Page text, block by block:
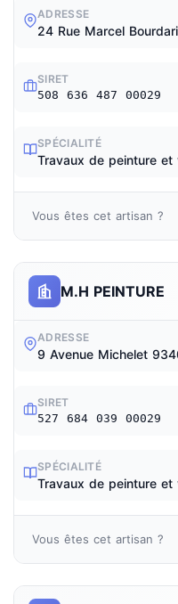
ADRESSE
24 Rue Marcel
SIRET
508 636 487 00029
SPÉCIALITÉ
Travaux de peinture et
Vous êtes cet artisan ?
M.H PEINTURE
ADRESSE
9 Avenue Michelet
SIRET
527 684 039 00029
SPÉCIALITÉ
Travaux de peinture et
Vous êtes cet artisan ?